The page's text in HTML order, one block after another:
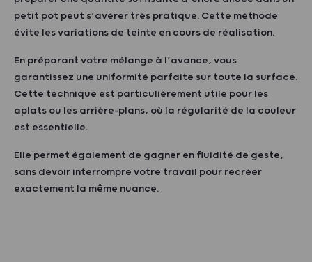
petit pot peut s’avérer très pratique. Cette méthode
évite les variations de teinte en cours de réalisation.
En préparant votre mélange à l’avance, vous
garantissez une uniformité parfaite sur toute la surface.
Cette technique est particulièrement utile pour les
aplats ou les arrière-plans, où la régularité de la couleur
est essentielle.
Elle permet également de gagner en fluidité de geste,
sans devoir interrompre votre travail pour recréer
exactement la même nuance.